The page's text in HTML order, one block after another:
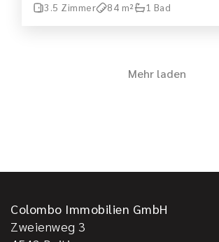
3.5 Zimmer 84 m² 1 Bad
Mehr laden
Colombo Immobilien GmbH
Zweienweg 3